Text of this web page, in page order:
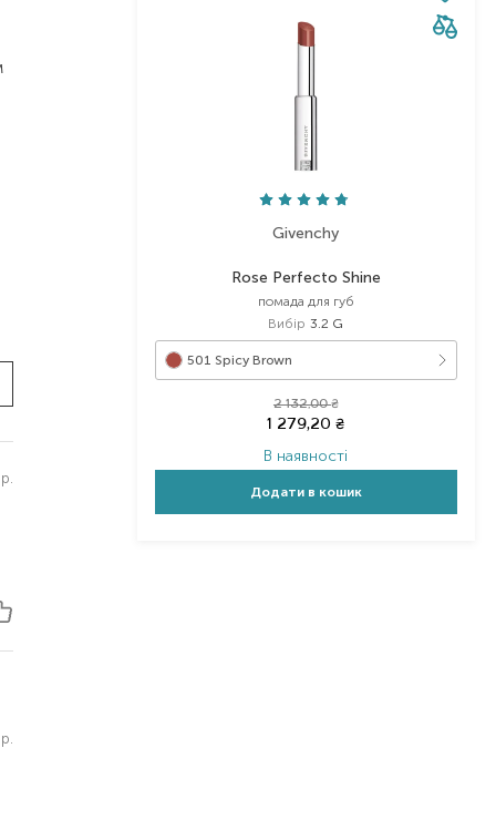
Givenchy
Rose Perfecto Shine
помада для губ
Вибір 3.2 G
501 Spicy Brown
2 132,00₴
1 279,20₴
В наявності
Додати в кошик